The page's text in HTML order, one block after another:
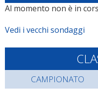
Al momento non è in
Vedi i vecchi sondaggi
CAMPIONATO